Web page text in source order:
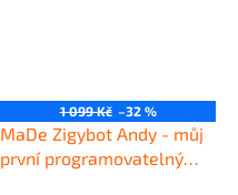
1 099 Kč –32 %
MaDe Zigybot Andy - můj
první programovatelný